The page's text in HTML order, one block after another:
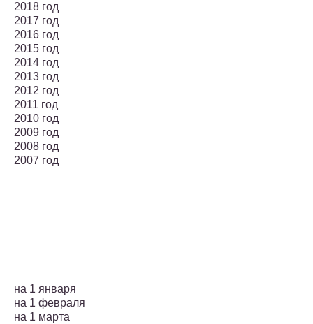
2018 год
2017 год
2016 год
2015 год
2014 год
2013 год
2012 год
2011 год
2010 год
2009 год
2008 год
2007 год
на 1 января
на 1 февраля
на 1 марта